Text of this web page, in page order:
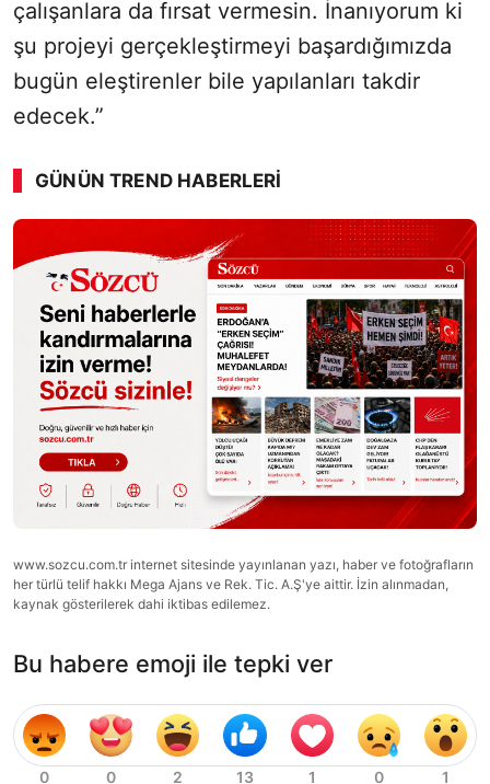
çalışanlara da fırsat vermesin. İnanıyorum ki
şu projeyi gerçekleştirmeyi başardığımızda
bugün eleştirenler bile yapılanları takdir
edecek.”
GÜNÜN TREND HABERLERI
www.sozcu.com.tr internet sitesinde yayınlanan yazı, haber ve fotoğrafların
her türlü telif hakkı Mega Ajans ve Rek. Tic. A.Ş'ye aittir. İzin alınmadan,
kaynak gösterilerek dahi iktibas edilemez.
Bu habere emoji ile tepki ver